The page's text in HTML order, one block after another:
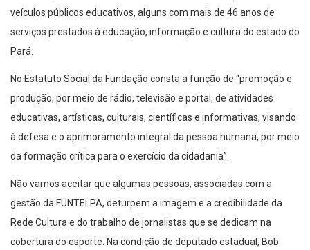
veículos públicos educativos, alguns com mais de 46 anos de
serviços prestados à educação, informação e cultura do estado do
Pará.
No Estatuto Social da Fundação consta a função de “promoção e
produção, por meio de rádio, televisão e portal, de atividades
educativas, artísticas, culturais, científicas e informativas, visando
à defesa e o aprimoramento integral da pessoa humana, por meio
da formação crítica para o exercício da cidadania”.
Não vamos aceitar que algumas pessoas, associadas com a
gestão da FUNTELPA, deturpem a imagem e a credibilidade da
Rede Cultura e do trabalho de jornalistas que se dedicam na
cobertura do esporte. Na condição de deputado estadual, Bob